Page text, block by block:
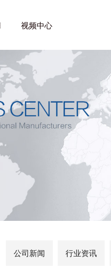
视频中心
公司新闻 行业资讯